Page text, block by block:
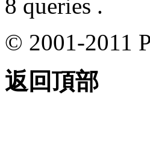
8 queries .
© 2001-2011
返回頂部